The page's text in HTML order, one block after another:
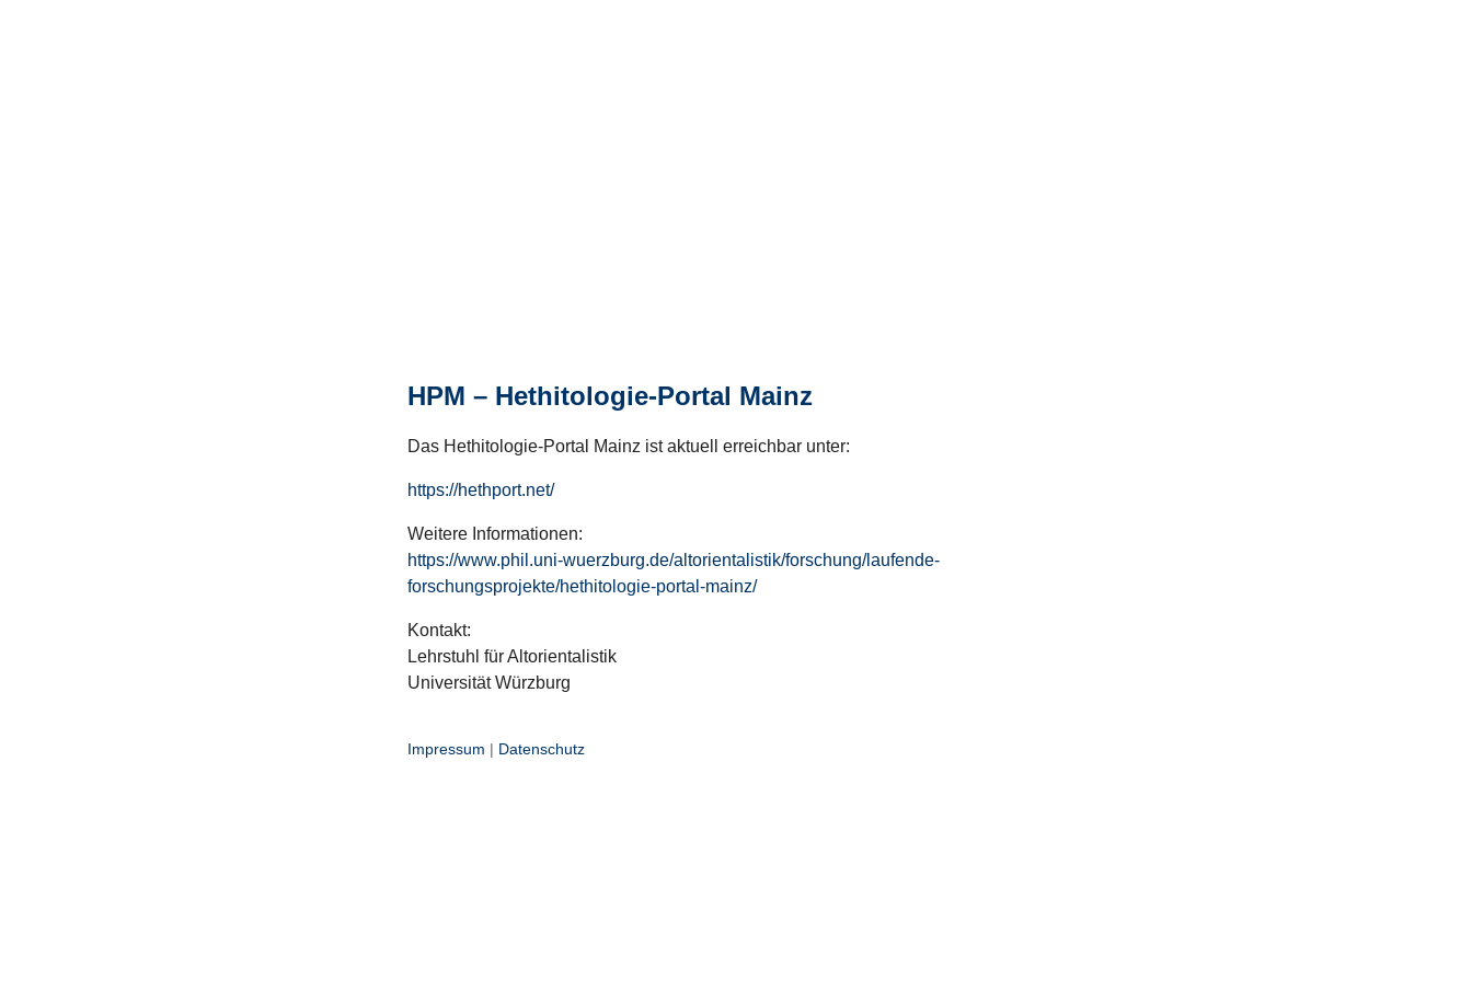
HPM – Hethitologie-Portal Mainz
Das Hethitologie-Portal Mainz ist aktuell erreichbar unter:
https://hethport.net/
Weitere Informationen:
https://www.phil.uni-wuerzburg.de/altorientalistik/forschung/laufende-
forschungsprojekte/hethitologie-portal-mainz/
Kontakt:
Lehrstuhl für Altorientalistik
Universität Würzburg
Impressum | Datenschutz